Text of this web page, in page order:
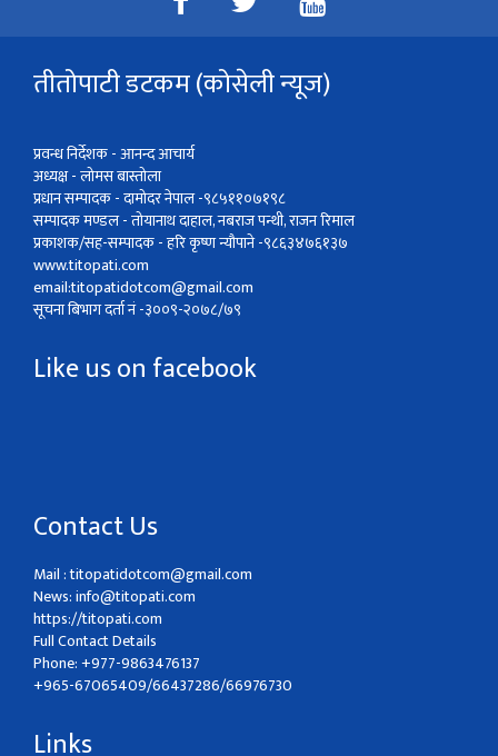
तीतोपाटी डटकम (कोसेली न्यूज)
प्रवन्ध निर्देशक - आनन्द आचार्य
अध्यक्ष - लोमस बास्तोला
प्रधान सम्पादक - दामोदर नेपाल -९८५११०७१९८
सम्पादक मण्डल - तोयानाथ दाहाल, नबराज पन्थी, राजन रिमाल
प्रकाशक/सह-सम्पादक - हरि कृष्ण न्यौपाने -९८६३४७६१३७
www.titopati.com
email:titopatidotcom@gmail.com
सूचना बिभाग दर्ता नं -३००९-२०७८/७९
Like us on facebook
Contact Us
Mail :titopatidotcom@gmail.com
News:info@titopati.com
https://titopati.com
Full Contact Details
Phone: +977-9863476137
+965-67065409/66437286/66976730
Links